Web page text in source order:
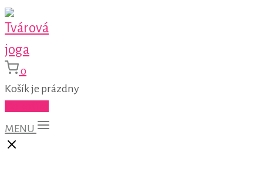
0
Košík je prázdny
MENU